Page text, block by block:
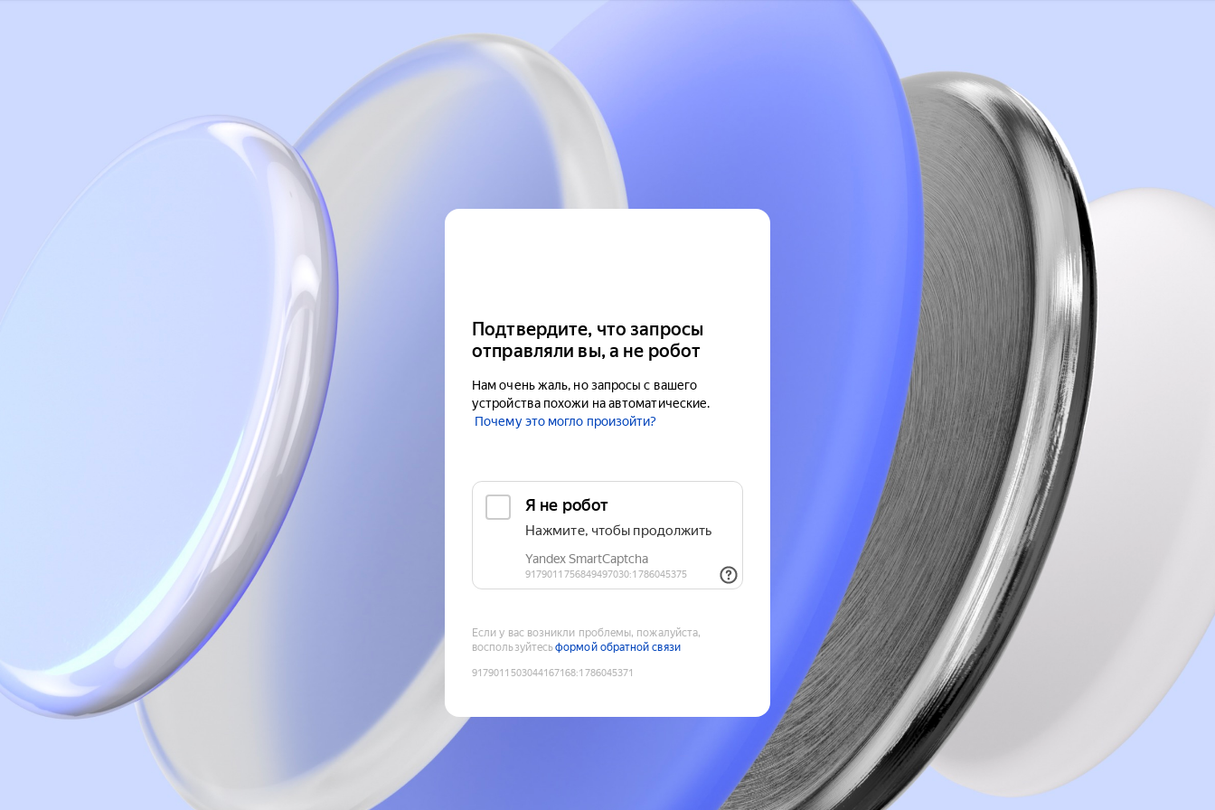
Подтвердите, что запросы
отправляли вы, а не робот
Нам очень жаль, но запросы с вашего
устройства похожи на автоматические.
Почему это могло произойти?
Если у вас возникли проблемы, пожалуйста,
воспользуйтесьформой обратной связи
9179011503044167168:1786045371